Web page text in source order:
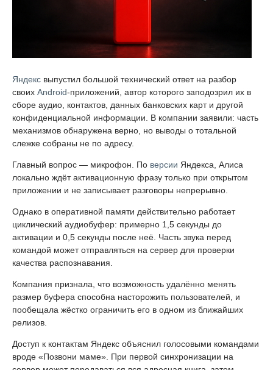
Яндекс выпустил большой технический ответ на разбор
своих Android-приложений, автор которого заподозрил их в
сборе аудио, контактов, данных банковских карт и другой
конфиденциальной информации. В компании заявили: часть
механизмов обнаружена верно, но выводы о тотальной
слежке собраны не по адресу.
Главный вопрос — микрофон. По версии Яндекса, Алиса
локально ждёт активационную фразу только при открытом
приложении и не записывает разговоры непрерывно.
Однако в оперативной памяти действительно работает
циклический аудиобуфер: примерно 1,5 секунды до
активации и 0,5 секунды после неё. Часть звука перед
командой может отправляться на сервер для проверки
качества распознавания.
Компания признала, что возможность удалённо менять
размер буфера способна насторожить пользователей, и
пообещала жёстко ограничить его в одном из ближайших
релизов.
Доступ к контактам Яндекс объяснил голосовыми командами
вроде «Позвони маме». При первой синхронизации на